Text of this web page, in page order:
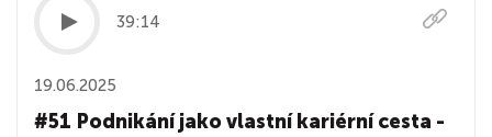
39:14
19.06.2025
#51 Podnikání jako vlastní kariérní cesta -